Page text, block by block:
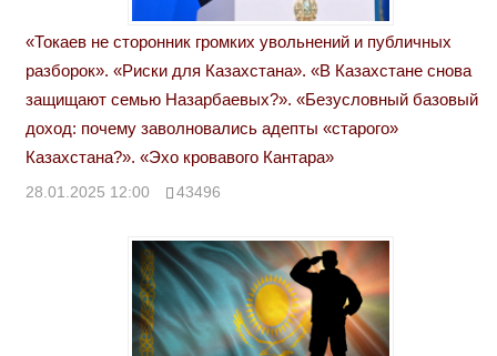
«Токаев не сторонник громких увольнений и публичных
разборок». «Риски для Казахстана». «В Казахстане снова
защищают семью Назарбаевых?». «Безусловный базовый
доход: почему заволновались адепты «старого»
Казахстана?». «Эхо кровавого Кантара»
28.01.2025 12:00 43496